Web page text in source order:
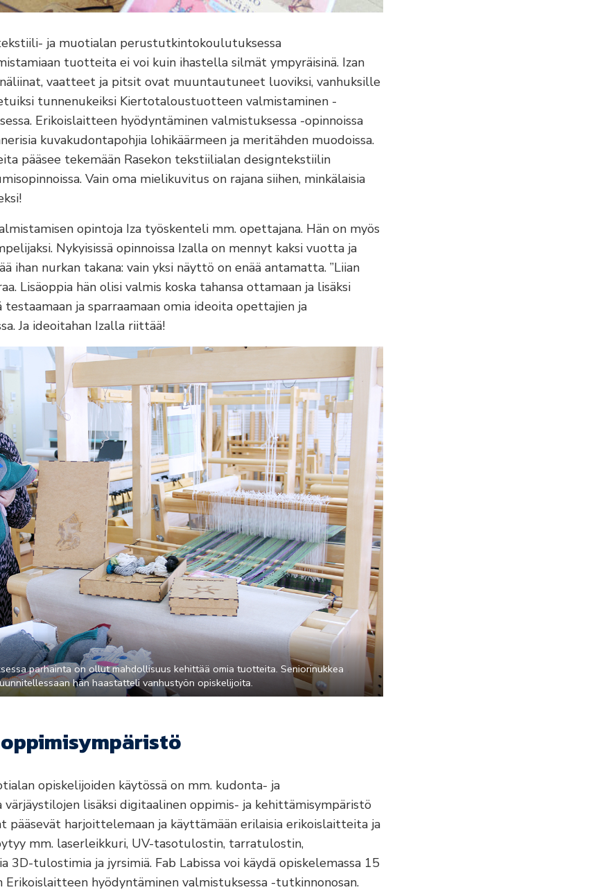
ja muotialan perustutkintokoulutuksessa
tuotteita ei voi kuin ihastella silmät ympyräisinä. Izan
vaatteet ja pitsit ovat muuntautuneet luoviksi, vanhuksille
tunnenukeiksi Kiertotaloustuotteen valmistaminen -
Erikoislaitteen hyödyntäminen valmistuksessa -opinnoissa
kuvakudontapohjia lohikäärmeen ja meritähden muodoissa.
pääsee tekemään Rasekon tekstiilialan designtekstiilin
Vain oma mielikuvitus on rajana siihen, minkälaisia
opintoja Iza työskenteli mm. opettajana. Hän on myös
Nykyisissä opinnoissa Izalla on mennyt kaksi vuotta ja
ihan nurkan takana: vain yksi näyttö on enää antamatta. ”Liian
Lisäoppia hän olisi valmis koska tahansa ottamaan ja lisäksi
ja sparraamaan omia ideoita opettajien ja
Ja ideoitahan Izalla riittää!
parhainta on ollut mahdollisuus kehittää omia tuotteita. Seniorinukkea
hän haastatteli vanhustyön opiskelijoita.
oppimisympäristö
opiskelijoiden käytössä on mm. kudonta- ja
värjäystilojen lisäksi digitaalinen oppimis- ja kehittämisympäristö
pääsevät harjoittelemaan ja käyttämään erilaisia erikoislaitteita ja
mm. laserleikkuri, UV-tasotulostin, tarratulostin,
3D-tulostimia ja jyrsimiä. Fab Labissa voi käydä opiskelemassa 15
Erikoislaitteen hyödyntäminen valmistuksessa -tutkinnonosan.